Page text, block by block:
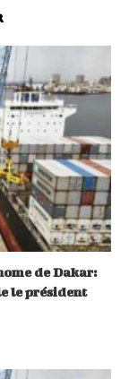
de Dakar:
le président